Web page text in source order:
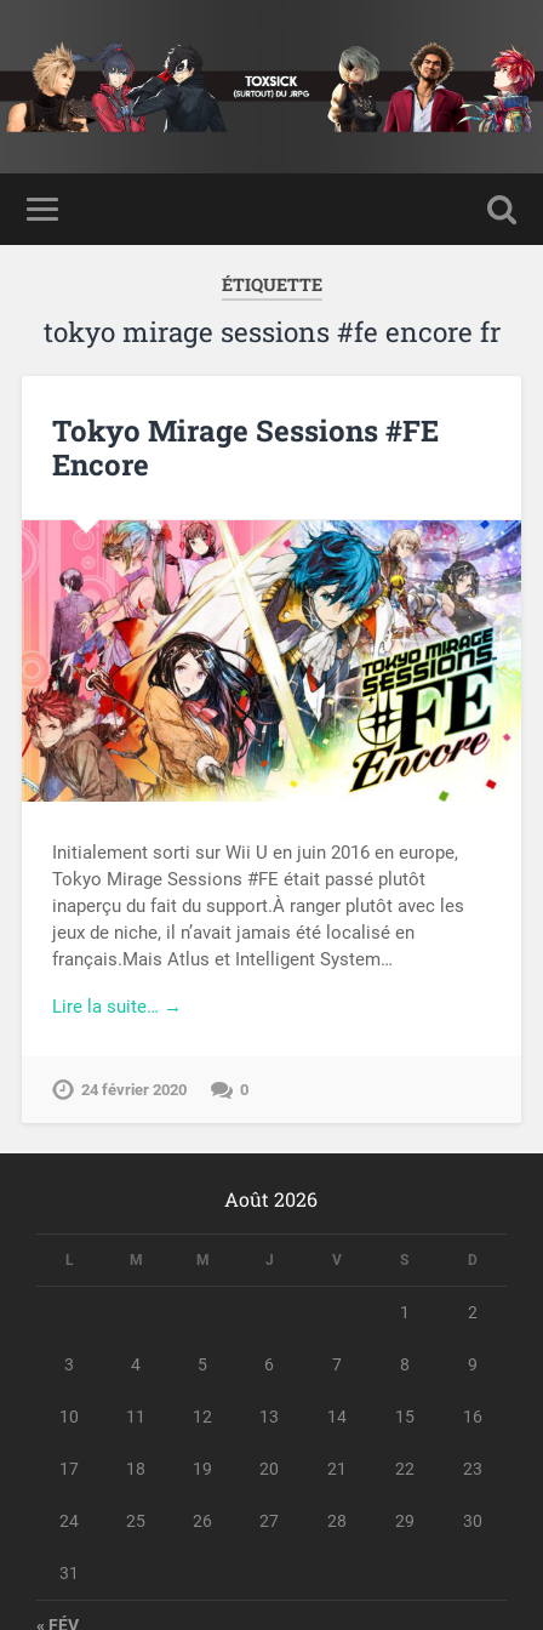
ÉTIQUETTE
tokyo mirage sessions #fe encore fr
Tokyo Mirage Sessions #FE
Encore
Initialement sorti sur Wii U en juin 2016 en europe,
Tokyo Mirage Sessions #FE était passé plutôt
inaperçu du fait du support.À ranger plutôt avec les
jeux de niche, il n’avait jamais été localisé en
français.Mais Atlus et Intelligent System…
Lire la suite… →
24 février 2020 0
Août 2026
L M M J V S D
1 2
3 4 5 6 7 8 9
10 11 12 13 14 15 16
17 18 19 20 21 22 23
24 25 26 27 28 29 30
31
« FÉV